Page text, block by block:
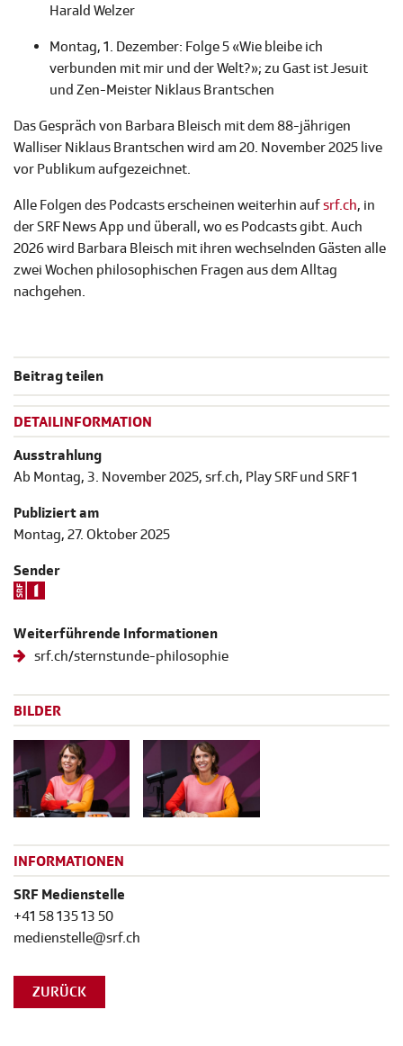
Harald Welzer
Montag, 1. Dezember: Folge 5 «Wie bleibe ich
verbunden mit mir und der Welt?»; zu Gast ist Jesuit
und Zen-Meister Niklaus Brantschen
Das Gespräch von Barbara Bleisch mit dem 88-jährigen
Walliser Niklaus Brantschen wird am 20. November 2025 live
vor Publikum aufgezeichnet.
Alle Folgen des Podcasts erscheinen weiterhin aufsrf.ch, in
der SRF News App und überall, wo es Podcasts gibt. Auch
2026 wird Barbara Bleisch mit ihren wechselnden Gästen alle
zwei Wochen philosophischen Fragen aus dem Alltag
nachgehen.
Beitrag teilen
DETAILINFORMATION
Ausstrahlung
Ab Montag, 3. November 2025, srf.ch, Play SRF und SRF 1
Publiziert am
Montag, 27. Oktober 2025
Sender
Weiterführende Informationen
srf.ch/sternstunde-philosophie
BILDER
INFORMATIONEN
SRF Medienstelle
+41 58 135 13 50
medienstelle@srf.ch
ZURÜCK